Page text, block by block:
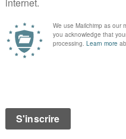
Retrouvez
rediffusion
questions